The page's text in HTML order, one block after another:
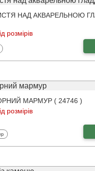
НАД АКВАРЕЛЬНОЮ
розмірів
МАРМУР ( 24746 )
розмірів